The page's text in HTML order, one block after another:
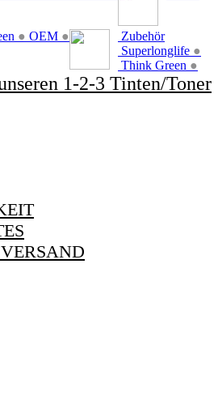
● OEM ●
Zubehör
Superlonglife ●
Think Green ●
1-2-3 Tinten/Toner